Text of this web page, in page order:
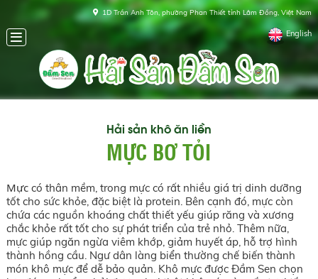
1D Trần Anh Tôn, phường Phan Thiết tỉnh Lâm Đồng, Việt Nam
English
Hải sản khô ăn liền
MỰC BƠ TỎI
Mựccó thân mềm, trong mực có rất nhiều giá trị dinh dưỡng
tốt cho sức khỏe, đặc biệt là protein. Bên cạnh đó, mực còn
chứa các nguồn khoáng chất thiết yếu giúp răng và xương
chắc khỏe rất tốt cho sự phát triển của trẻ nhỏ. Thêm nữa,
mực giúp ngăn ngừa viêm khớp, giảm huyết áp, hỗ trợ hình
thành hồng cầu. Ngư dân làng biển thường chế biến thành
món khô mực để dễ bảo quản. Khô mực được Đầm Sen chọn